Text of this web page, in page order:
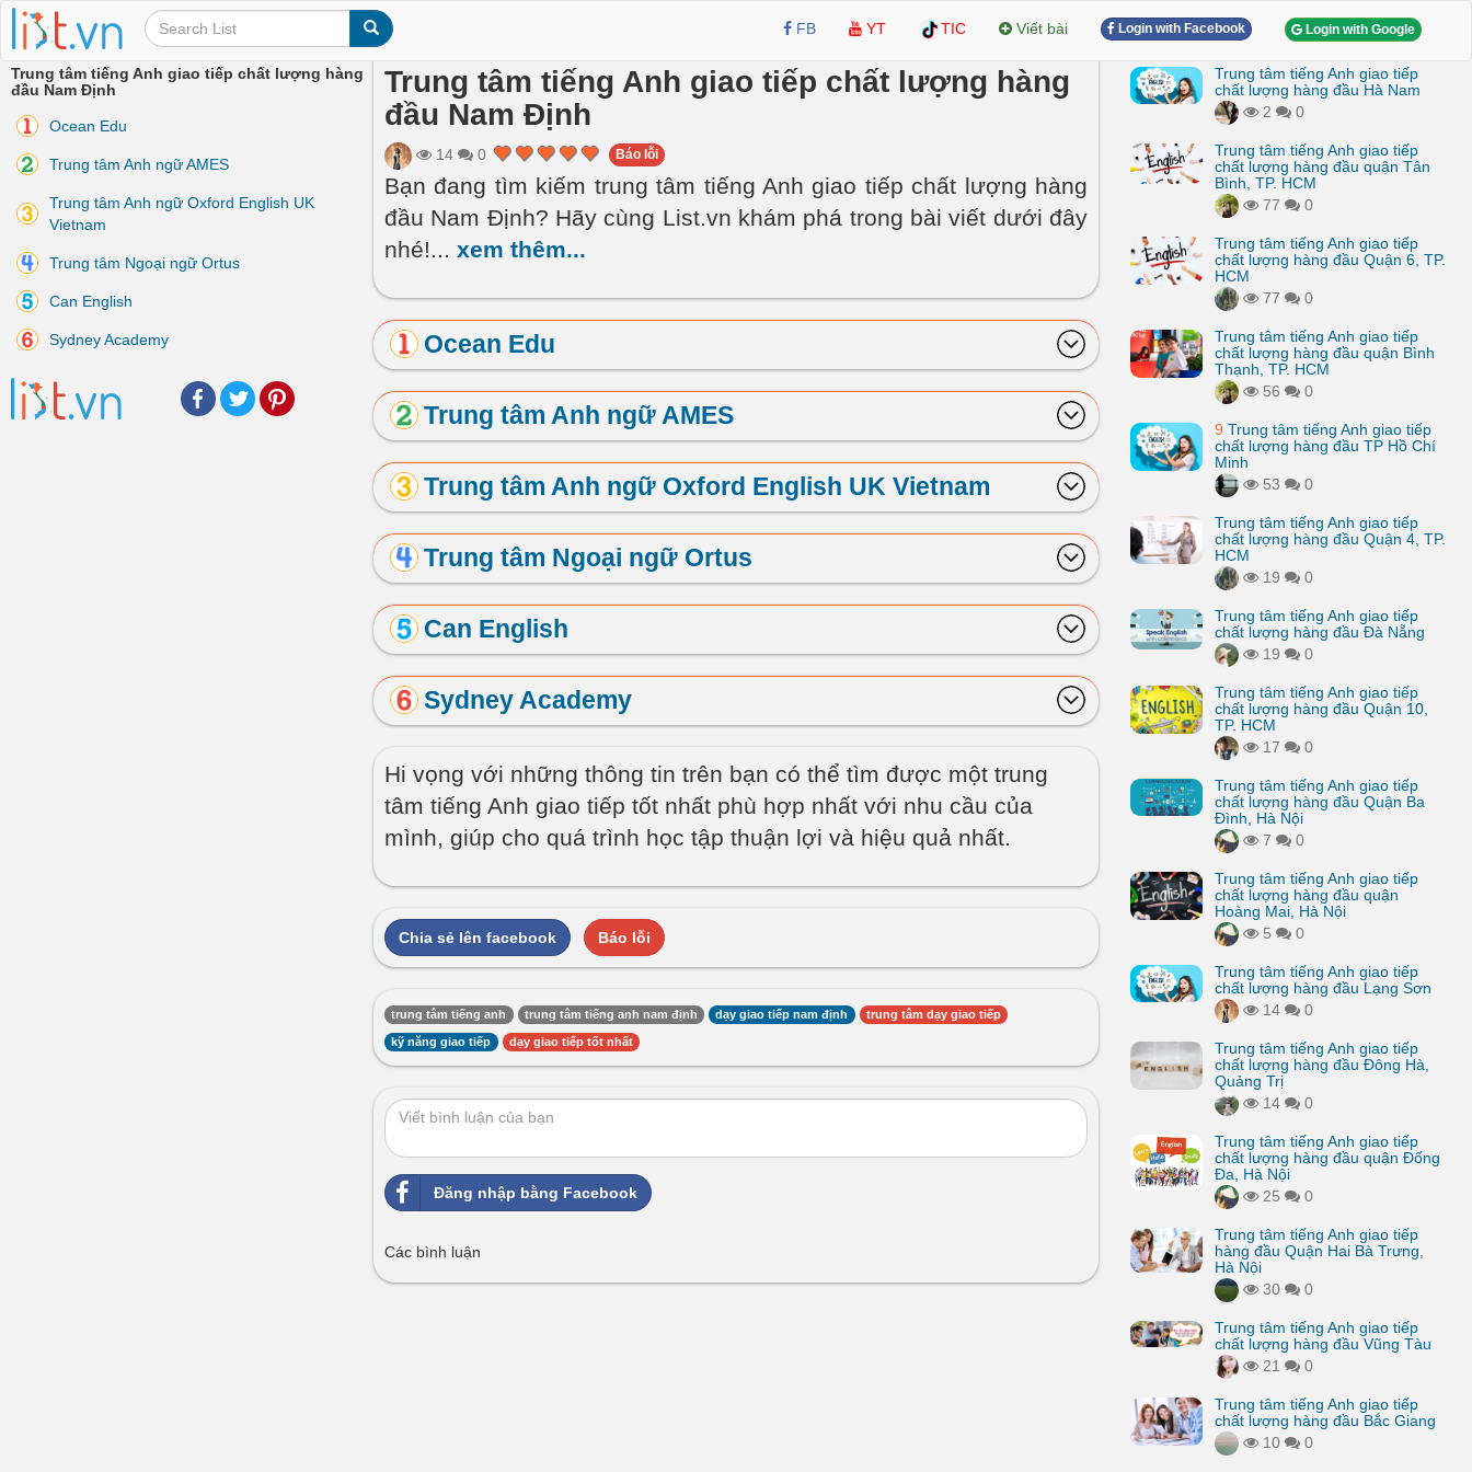
FB YT TIC Viết bài Login with Facebook Login with Google
Trung tâm tiếng Anh giao tiếp chất lượng hàng
đầu Nam Định
Ocean Edu
Trung tâm Anh ngữ AMES
Trung tâm Anh ngữ Oxford English UK
Vietnam
Trung tâm Ngoại ngữ Ortus
Can English
Sydney Academy
Facebook
TwitterPinterest
Trung tâm tiếng Anh giao tiếp chất lượng hàng
đầu Nam Định
14 0 Báo lỗi
Bạn đang tìm kiếm trung tâm tiếng Anh giao tiếp chất lượng hàng
đầu Nam Định? Hãy cùng List.vn khám phá trong bài viết dưới đây
nhé!... xem thêm...
Ocean Edu
Trung tâm Anh ngữ AMES
Trung tâm Anh ngữ Oxford English UK Vietnam
Trung tâm Ngoại ngữ Ortus
Can English
Sydney Academy
Hi vọng với những thông tin trên bạn có thể tìm được một trung
tâm tiếng Anh giao tiếp tốt nhất phù hợp nhất với nhu cầu của
mình, giúp cho quá trình học tập thuận lợi và hiệu quả nhất.
Chia sẻ lên facebook Báo lỗi
trung tâm tiếng anh trung tâm tiếng anh nam định dạy giao tiếp nam định trung tâm dạy giao tiếp
kỹ năng giao tiếp dạy giao tiếp tốt nhất
Đăng nhập bằng Facebook
Các bình luận
Trung tâm tiếng Anh giao tiếp
chất lượng hàng đầu Hà Nam
2
0
Trung tâm tiếng Anh giao tiếp
chất lượng hàng đầu quận Tân
Bình, TP. HCM
77
0
Trung tâm tiếng Anh giao tiếp
chất lượng hàng đầu Quận 6, TP.
HCM
77
0
Trung tâm tiếng Anh giao tiếp
chất lượng hàng đầu quận Bình
Thạnh, TP. HCM
56
0
9 Trung tâm tiếng Anh giao tiếp
chất lượng hàng đầu TP Hồ Chí
Minh
53
0
Trung tâm tiếng Anh giao tiếp
chất lượng hàng đầu Quận 4, TP.
HCM
19
0
Trung tâm tiếng Anh giao tiếp
chất lượng hàng đầu Đà Nẵng
19
0
Trung tâm tiếng Anh giao tiếp
chất lượng hàng đầu Quận 10,
TP. HCM
17
0
Trung tâm tiếng Anh giao tiếp
chất lượng hàng đầu Quận Ba
Đình, Hà Nội
7
0
Trung tâm tiếng Anh giao tiếp
chất lượng hàng đầu quận
Hoàng Mai, Hà Nội
5
0
Trung tâm tiếng Anh giao tiếp
chất lượng hàng đầu Lạng Sơn
14
0
Trung tâm tiếng Anh giao tiếp
chất lượng hàng đầu Đông Hà,
Quảng Trị
14
0
Trung tâm tiếng Anh giao tiếp
chất lượng hàng đầu quận Đống
Đa, Hà Nội
25
0
Trung tâm tiếng Anh giao tiếp
hàng đầu Quận Hai Bà Trưng,
Hà Nội
30
0
Trung tâm tiếng Anh giao tiếp
chất lượng hàng đầu Vũng Tàu
21
0
Trung tâm tiếng Anh giao tiếp
chất lượng hàng đầu Bắc Giang
10
0